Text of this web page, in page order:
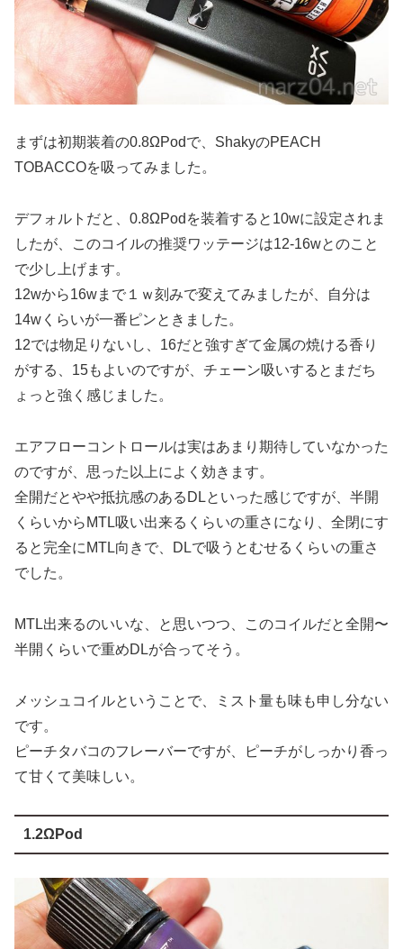
まずは初期装着の0.8ΩPodで、ShakyのPEACH
TOBACCOを吸ってみました。
デフォルトだと、0.8ΩPodを装着すると10wに設定されま
したが、このコイルの推奨ワッテージは12-16wとのこと
で少し上げます。
12wから16wまで１ｗ刻みで変えてみましたが、自分は
14wくらいが一番ピンときました。
12では物足りないし、16だと強すぎて金属の焼ける香り
がする、15もよいのですが、チェーン吸いするとまだち
ょっと強く感じました。
エアフローコントロールは実はあまり期待していなかった
のですが、思った以上によく効きます。
全開だとやや抵抗感のあるDLといった感じですが、半開
くらいからMTL吸い出来るくらいの重さになり、全閉にす
ると完全にMTL向きで、DLで吸うとむせるくらいの重さ
でした。
MTL出来るのいいな、と思いつつ、このコイルだと全開〜
半開くらいで重めDLが合ってそう。
メッシュコイルということで、ミスト量も味も申し分ない
です。
ピーチタバコのフレーバーですが、ピーチがしっかり香っ
て甘くて美味しい。
1.2ΩPod